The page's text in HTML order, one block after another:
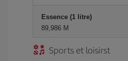
Essence (1 litre)
89,986 M
Sports et loisirst